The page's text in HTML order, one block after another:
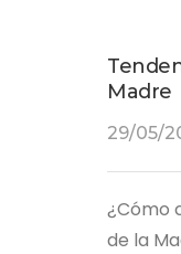
Madre
29/05/
¿Cómo
de la